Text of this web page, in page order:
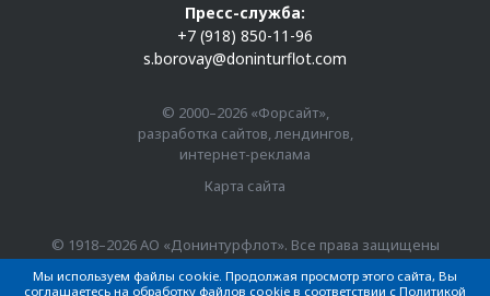
Пресс-служба:
+7 (918) 850-11-96
s.borovay@doninturflot.com
© 2000–2026 «Форсайт»,
разработка сайтов, лендингов,
интернет-реклама
Карта сайта
© 1918–2026 АО «Донинтурфлот». Все права защищены
Мы используем файлы cookie. Продолжая просмотр этого сайта, Вы
соглашаетесь на обработку файлов cookie в соответствии с Политикой